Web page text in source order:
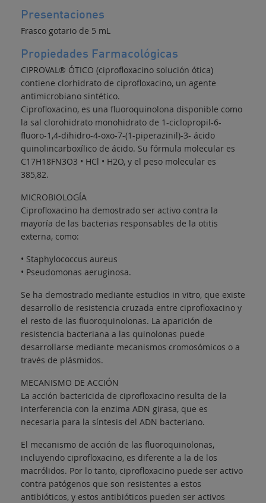
Presentaciones
Frasco gotario de 5 mL
Propiedades Farmacológicas
CIPROVAL® ÓTICO (ciprofloxacino solución ótica)
contiene clorhidrato de ciprofloxacino, un agente
antimicrobiano sintético.
Ciprofloxacino, es una fluoroquinolona disponible como
la sal clorohidrato monohidrato de 1-ciclopropil-6-
fluoro-1,4-dihidro-4-oxo-7-(1-piperazinil)-3- ácido
quinolincarboxílico de ácido. Su fórmula molecular es
C17H18FN3O3 • HCl • H2O, y el peso molecular es
385,82.
MICROBIOLOGÍA
Ciprofloxacino ha demostrado ser activo contra la
mayoría de las bacterias responsables de la otitis
externa, como:
• Staphylococcus aureus
• Pseudomonas aeruginosa.
Se ha demostrado mediante estudios in vitro, que existe
desarrollo de resistencia cruzada entre ciprofloxacino y
el resto de las fluoroquinolonas. La aparición de
resistencia bacteriana a las quinolonas puede
desarrollarse mediante mecanismos cromosómicos o a
través de plásmidos.
MECANISMO DE ACCIÓN
La acción bactericida de ciprofloxacino resulta de la
interferencia con la enzima ADN girasa, que es
necesaria para la síntesis del ADN bacteriano.
El mecanismo de acción de las fluoroquinolonas,
incluyendo ciprofloxacino, es diferente a la de los
macrólidos. Por lo tanto, ciprofloxacino puede ser activo
contra patógenos que son resistentes a estos
antibióticos, y estos antibióticos pueden ser activos